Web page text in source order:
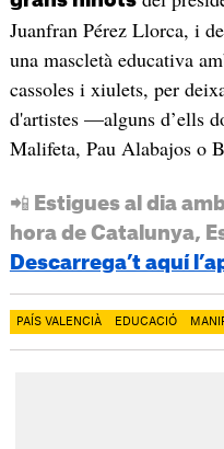
Juanfran Pérez Llorca, i
una mascletà educativa
cassoles i xiulets, per
d'artistes —alguns d’ells
Malifeta, Pau Alabajos o
📲 Estigues al dia
hora de Catalunya,
Descarrega’t aquí
PAÍS VALENCIÀ EDUCACIÓ